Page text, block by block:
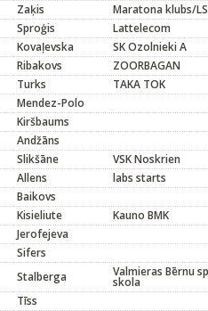
Zaķis
Maratona klubs/
Sproģis
Lattelecom
Kovaļevska
SK Ozolnieki A
Ribakovs
ZOORBAGAN
Turks
TAKA TOK
Mendez-Polo
Kiršbaums
Andžāns
Slikšāne
VSK Noskrien
Allens
labs starts
Baikovs
Kisieliute
Kauno BMK
Jerofejeva
Sifers
Stalberga Valmieras Bērnu
skola
Tīss